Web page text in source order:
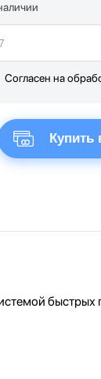
Согласен на
Купить
быстрых